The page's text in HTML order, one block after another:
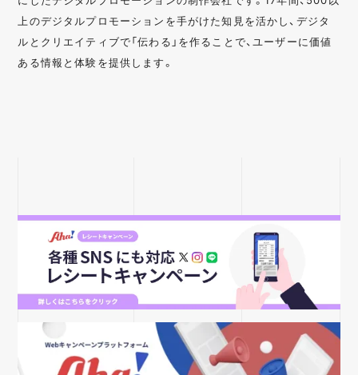
上のデジタルプロモーションを手がけた知見を活かし、デジタ
ルとクリエイティブで「伝わる」を作ることで、ユーザーに価値
ある情報と体験を提供します。